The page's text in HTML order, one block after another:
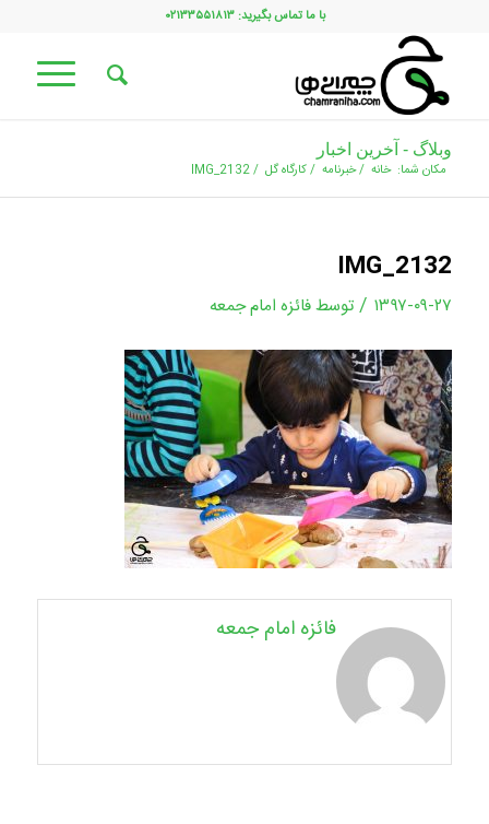
با ما تماس بگیرید: ۰۲۱۳۳۵۵۱۸۱۳
وبلاگ - آخرین اخبار
مکان شما: خانه /خبرنامه /کارگاه گل /
IMG_2132
IMG_2132
۱۳۹۷-۰۹-۲۷ / توسطفائزه امام جمعه
فائزه امام جمعه